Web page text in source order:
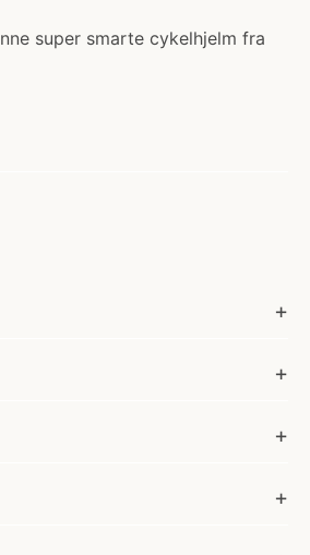
super smarte cykelhjelm fra